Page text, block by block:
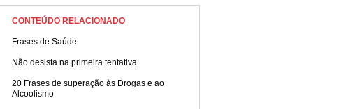
CONTEÚDO RELACIONADO
Frases de Saúde
Não desista na primeira tentativa
20 Frases de superação às Drogas e ao
Alcoolismo